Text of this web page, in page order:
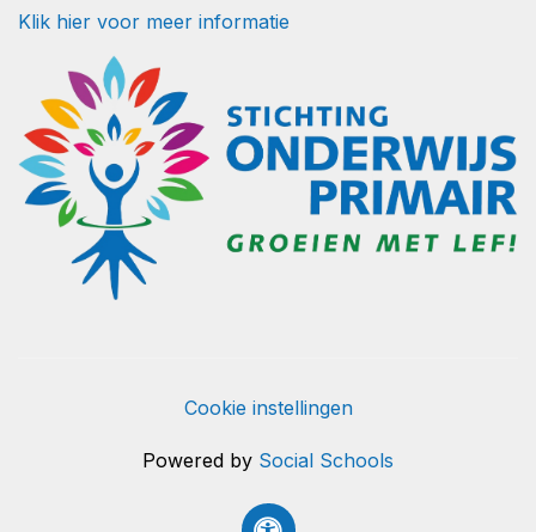
Klik hier voor meer informatie
Cookie instellingen
Powered by Social Schools